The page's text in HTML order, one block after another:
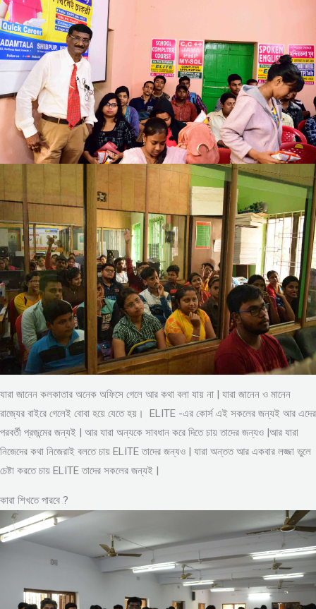
যারা জানেন কলকাতার অনেক অফিসে গেলে আর কথা বলা যায় না | যারা জানেন ও মানেন
রাজ্যের বাইরে গেলেই বোবা হয়ে যেতে হয়। ELITE -এর কোর্স এই সকলের জন্যই আর এদের
পরবর্তী প্রজন্মের জন্যই | আর যারা অন্যকে সাবধান করে দিতে চায় তাদের জন্যও |আর যারা
নিজেদের কথা নিজেরাই বলতে চায় ELITE তাদের জন্যও | যারা অন্তত আর একবার লজ্জা ভুলে
চেষ্টা করতে চায় ELITE তাদের সকলের জন্যই |
কারা শিখতে পারবে ?